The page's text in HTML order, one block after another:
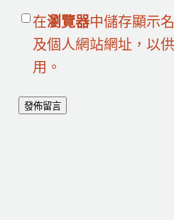
在瀏覽器中儲存顯示
及個人網站網址，以
用。